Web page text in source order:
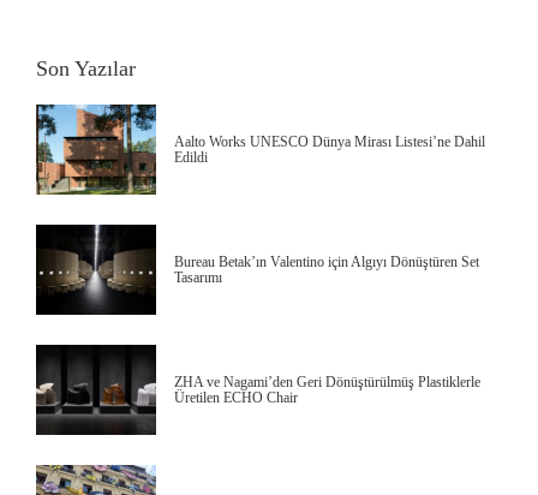
Son Yazılar
Aalto Works UNESCO Dünya Mirası Listesi’ne Dahil
Edildi
Bureau Betak’ın Valentino için Algıyı Dönüştüren Set
Tasarımı
ZHA ve Nagami’den Geri Dönüştürülmüş Plastiklerle
Üretilen ECHO Chair